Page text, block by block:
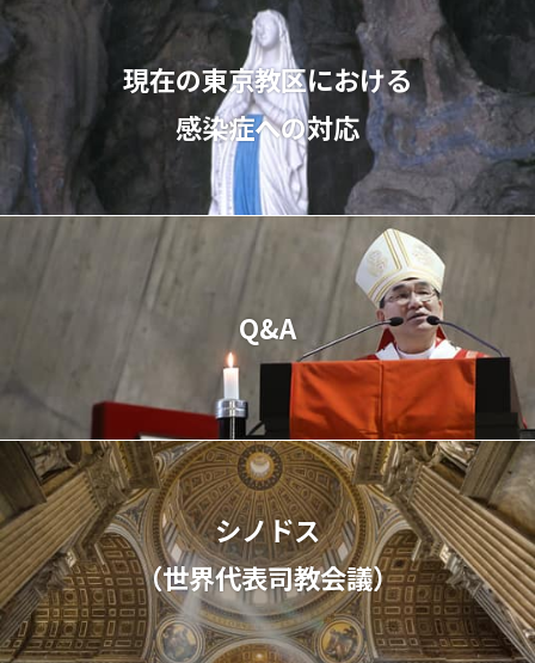
現在の東京教区における
感染症への対応
Q&A
シノドス
（世界代表司教会議）